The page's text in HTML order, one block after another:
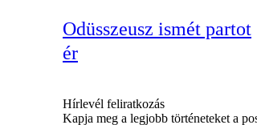
Odüsszeusz ismét partot
ér
Hírlevél feliratkozás
Kapja meg a legjobb történeteket a